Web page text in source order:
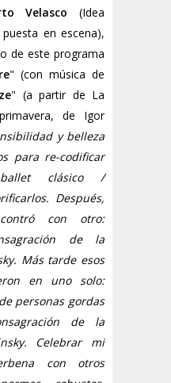
Velasco(Idea
en escena),
de este programa
" (con música de
" (a partir de La
de Igor
y belleza
para re-codificar
clásico /
Después,
con otro:
de la
Más tarde esos
en uno solo:
personas gordas
de la
Celebrar mi
con otros